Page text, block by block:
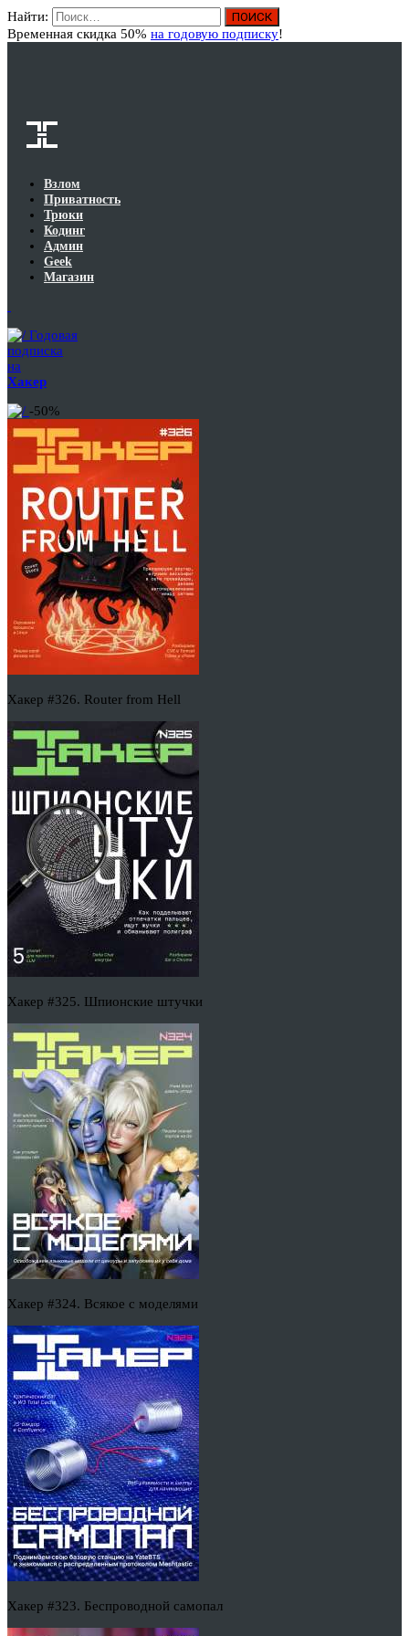
Найти:
Временная скидка 50% на годовую подписку!
Взлом
Приватность
Трюки
Кодинг
Админ
Geek
Магазин
Годовая
подписка
на
Хакер
-50%
Хакер #326. Router from Hell
Хакер #325. Шпионские штучки
Хакер #324. Всякое с моделями
Хакер #323. Беспроводной самопал